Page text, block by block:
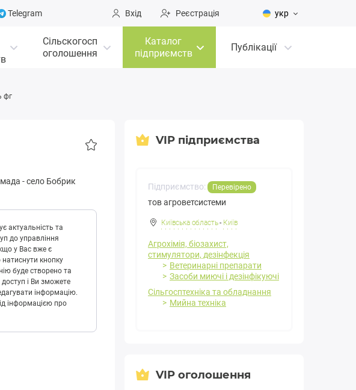
Telegram Вхід Реєстрація укр
Сільскогосп
оголошення
Каталог
підприємств
Публікації
фг
-село Бобрик
актуальність та
до управління
у Вас вже є
натиснути кнопку
буде створено та
і Ви зможете
інформацію.
інформацією про
VIP підприємства
Підприємство: Перевірено
тов агроветсистеми
Київська область- Київ
Агрохімія, біозахист,
стимулятори, дезінфекція
Ветеринарні препарати
Засоби миючі і дезінфікуючі
Сільгосптехніка та обладнання
Мийна техніка
VIP оголошення